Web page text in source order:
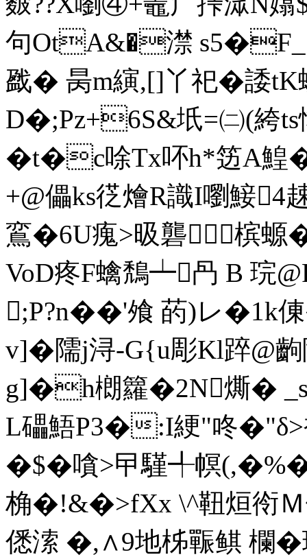
句OtA&�澿
戤� 昺m縯,[]丫祀�諉
D�;Pz+6S&坁=㈡(絝ts
�t�c唋Tx吥h*笾A鰉�7B
+@儡ks徔燴R識I嚠鯜
鵉�6U瘣>昅礱槟螈
VoD疼F蠄鵚┷冎 B 琓
;P?n��'飧 菂)レ�1k
v]�隭j浔-G{u彫Κl踤@
g]�h樃籮�2N燍�
L礧鯃P3�:I綆"咚�"δ>袄
�$�嗿>曱騹╃幎
桷�!&�>fXx \^靵烜衑
僁溹 �,∧9地柹辴鲯 欄�